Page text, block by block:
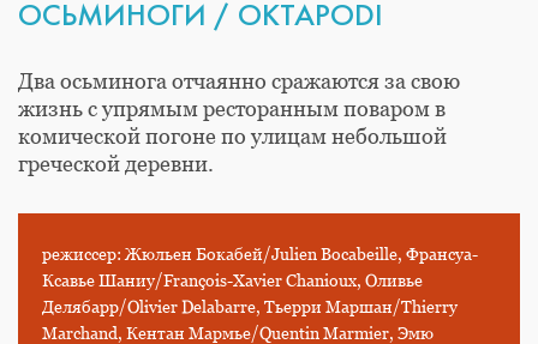
ОСЬМИНОГИ / OKTAPODI
Два осьминога отчаянно сражаются за свою
жизнь с упрямым ресторанным поваром в
комической погоне по улицам небольшой
греческой деревни.
режиссер: Жюльен Бокабей/Julien Bocabeille, Франсуа-
Ксавье Шаниу/François-Xavier Chanioux, Оливье
Делябарр/Olivier Delabarre, Тьерри Маршан/Thierry
Marchand, Кентан Мармье/Quentin Marmier, Эмю